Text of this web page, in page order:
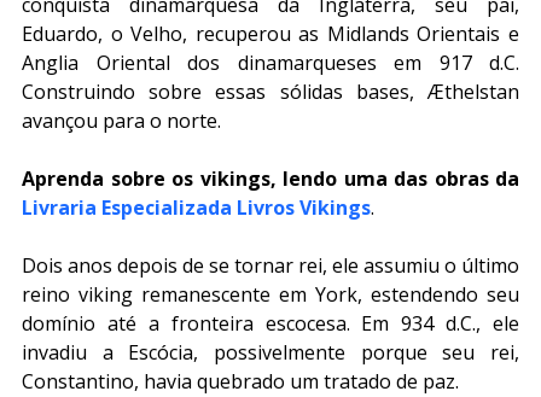
conquista dinamarquesa da Inglaterra, seu pai,
Eduardo, o Velho, recuperou as Midlands Orientais e
Anglia Oriental dos dinamarqueses em 917 d.C.
Construindo sobre essas sólidas bases, Æthelstan
avançou para o norte.
Livraria Especializada Livros Vikings.
Dois anos depois de se tornar rei, ele assumiu o último
reino viking remanescente em York, estendendo seu
domínio até a fronteira escocesa. Em 934 d.C., ele
invadiu a Escócia, possivelmente porque seu rei,
Constantino, havia quebrado um tratado de paz.